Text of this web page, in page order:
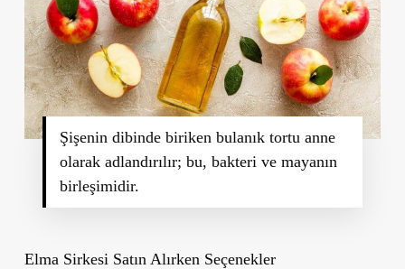
Şişenin dibinde biriken bulanık tortu anne
olarak adlandırılır; bu, bakteri ve mayanın
birleşimidir.
Elma Sirkesi Satın Alırken Seçenekler